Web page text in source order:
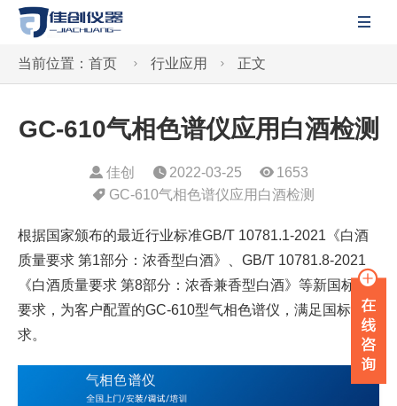

当前位置： 首页  行业应用  正文
GC-610气相色谱仪应用白酒检测
佳创 2022-03-25
1653
GC-610气相色谱仪应用白酒检测
根据国家颁布的最近行业标准GB/T 10781.1-2021《白酒
质量要求 第1部分：浓香型白酒》、GB/T 10781.8-2021
《白酒质量要求 第8部分：浓香兼香型白酒》等新国标的
要求，为客户配置的GC-610型气相色谱仪，满足国标要
求。